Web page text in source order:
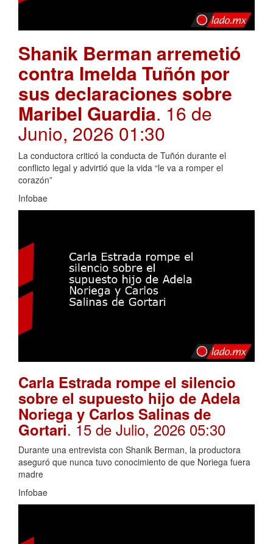
Shanik Berman arremetió
contra Imelda Tuñón por
sus declaraciones sobre
Maribel Guardia. 16 de
Junio, 2026 01:30
La conductora criticó la conducta de Tuñón durante el
conflicto legal y advirtió que la vida “le va a romper el
corazón”
Infobae
Carla Estrada rompe el silencio
sobre el supuesto hijo de Adela
Noriega y Carlos Salinas de
Gortari. 15 de Julio, 2026 05:30
Durante una entrevista con Shanik Berman, la productora
aseguró que nunca tuvo conocimiento de que Noriega fuera
madre
Infobae